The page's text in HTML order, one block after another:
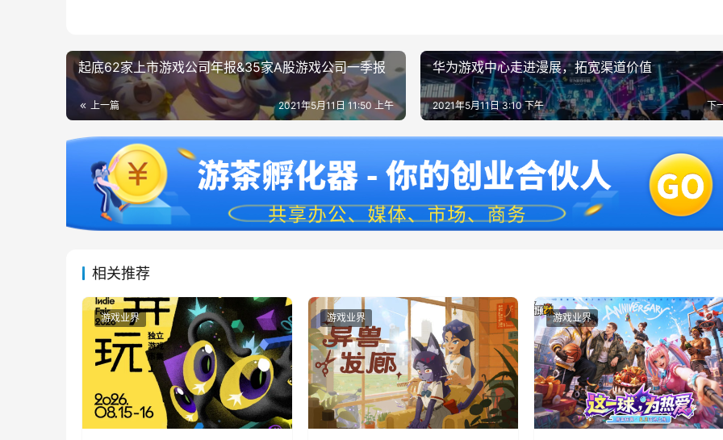
起底62家上市游戏公司年报&35家A股游戏公司一季报
上一篇 2021年5月11日 11:50 上午
华为游戏中心走进漫展，拓宽渠道价值
下
2021年5月11日 3:10 下午
相关推荐
游戏业界 游戏业界 游戏业界